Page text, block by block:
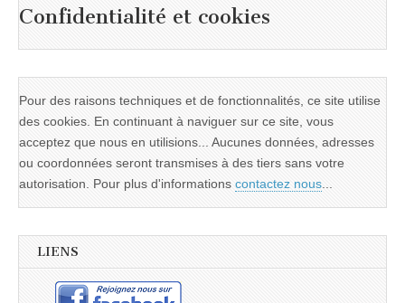
Confidentialité et cookies
Pour des raisons techniques et de fonctionnalités, ce site utilise
des cookies. En continuant à naviguer sur ce site, vous
acceptez que nous en utilisions... Aucunes données, adresses
ou coordonnées seront transmises à des tiers sans votre
autorisation. Pour plus d'informations contactez nous
LIENS